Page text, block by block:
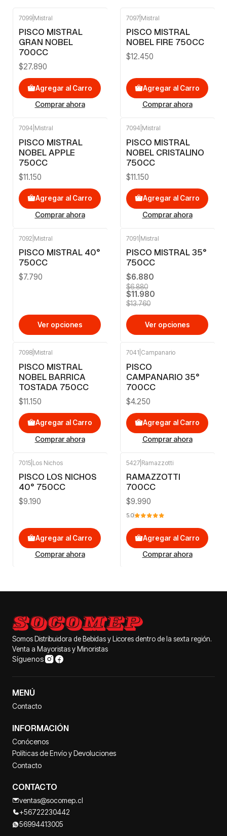
7099 Mistral
PISCO MISTRAL
GRAN NOBEL
700CC
$27.890
Agregar al Carro
Comprar ahora
7097 Mistral
PISCO MISTRAL
NOBEL FIRE 750CC
$12.450
Agregar al Carro
Comprar ahora
7094 Mistral
PISCO MISTRAL
NOBEL APPLE
750CC
$11.150
Agregar al Carro
Comprar ahora
7094 Mistral
PISCO MISTRAL
NOBEL CRISTALINO
750CC
$11.150
Agregar al Carro
Comprar ahora
7092 Mistral
PISCO MISTRAL 40°
750CC
$7.790
Ver opciones
7091 Mistral
PISCO MISTRAL 35°
750CC
$6.880
$6.880
$11.980
$13.760
Ver opciones
7098 Mistral
PISCO MISTRAL
NOBEL BARRICA
TOSTADA 750CC
$11.150
Agregar al Carro
Comprar ahora
7041 Campanario
PISCO
CAMPANARIO 35°
700CC
$4.250
Agregar al Carro
Comprar ahora
7015 Los Nichos
PISCO LOS NICHOS
40° 750CC
$9.190
Agregar al Carro
Comprar ahora
5427 Ramazzotti
RAMAZZOTTI
700CC
$9.990
5.0
Agregar al Carro
Comprar ahora
Somos Distribuidora de Bebidas y Licores dentro de la sexta región.
Venta a Mayoristas y Minoristas
Síguenos
MENÚ
Contacto
INFORMACIÓN
Conócenos
Políticas de Envío y Devoluciones
Contacto
CONTACTO
ventas@socomep.cl
+56722230442
56994413005